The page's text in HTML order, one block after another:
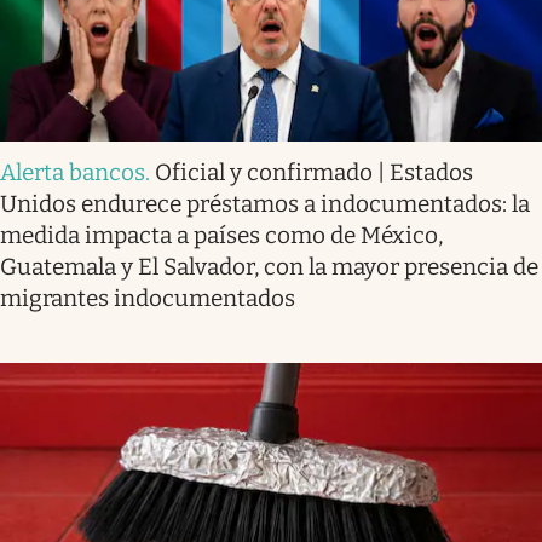
Alerta bancos. Oficial y confirmado | Estados
Unidos endurece préstamos a indocumentados: la
medida impacta a países como de México,
Guatemala y El Salvador, con la mayor presencia de
migrantes indocumentados